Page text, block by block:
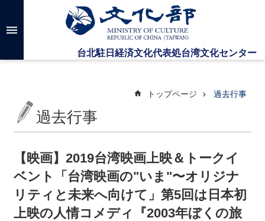
メインのコンテンツブロックにジャンプします
高
検
台
セ
ン
タ
トップページ 過去行事
過去行事
【映画】2019台湾映画上映＆トークイ
ベント「台湾映画の"いま"〜オリジナ
リティと未来へ向けて」第5回は日本初
上映の人情コメディ『2003年ぼくの旅